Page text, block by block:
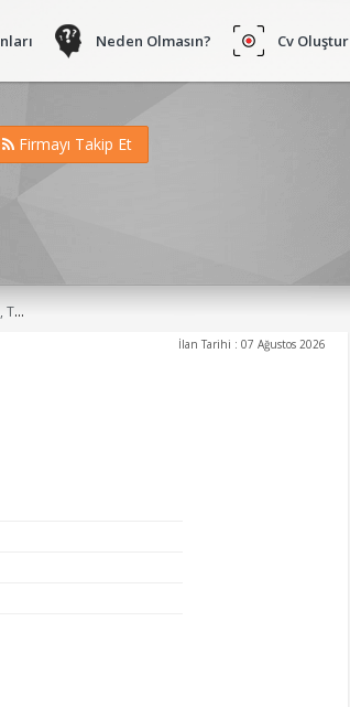
Neden Olmasın? Cv Oluştur
Firmayı Takip Et
İş İlanları
İlan Tarihi : 07 Ağustos 2026